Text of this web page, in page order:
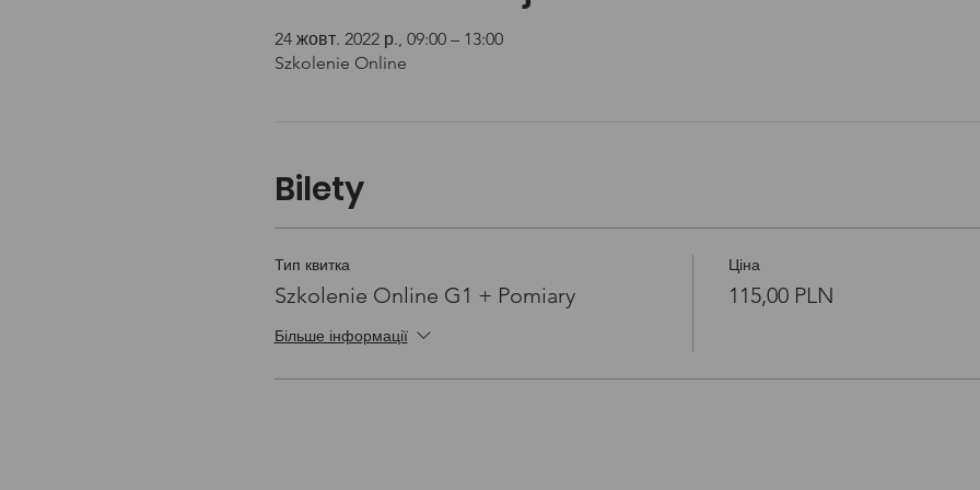
24 жовт. 2022 р., 09:00 – 13:00
Szkolenie Online
Bilety
Тип квитка
Szkolenie Online G1 + Pomiary
Більше інформації
Ціна
115,00 PLN